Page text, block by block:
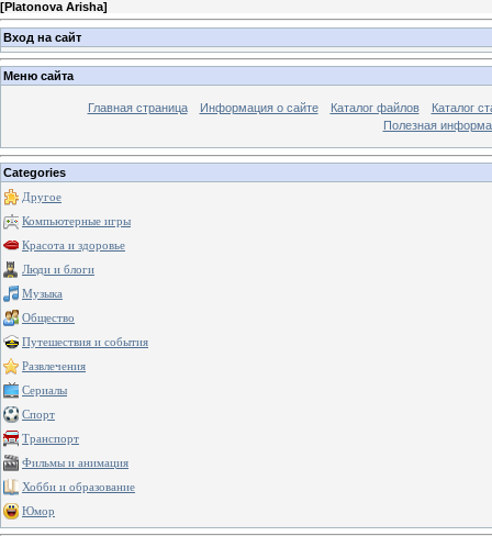
[Platonova Arisha]
Вход на сайт
Меню сайта
Главная страница Информация о сайте Каталог файлов
Каталог
Полезная
Categories
Другое
Компьютерные игры
Красота и здоровье
Люди и блоги
Музыка
Общество
Путешествия и события
Развлечения
Сериалы
Спорт
Транспорт
Фильмы и анимация
Хобби и образование
Юмор